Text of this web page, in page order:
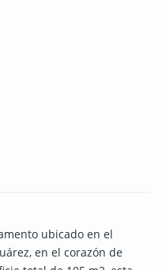
ubicado en el
en el corazón de